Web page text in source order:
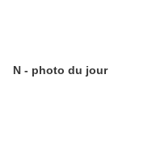
N - photo du jour